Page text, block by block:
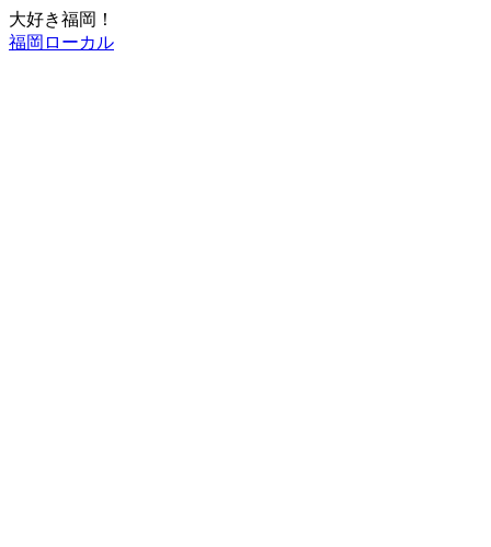
大好き福岡！
福岡ローカル